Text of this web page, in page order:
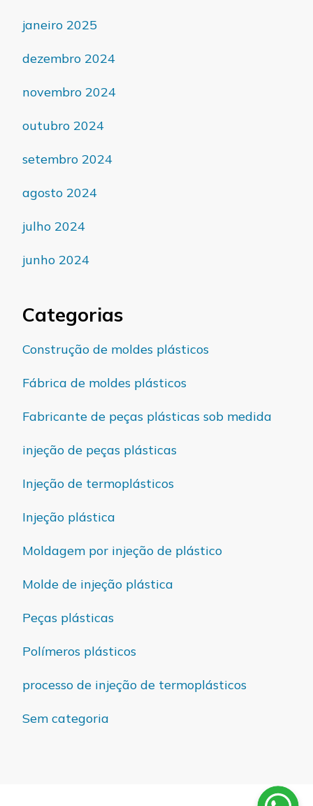
janeiro 2025
dezembro 2024
novembro 2024
outubro 2024
setembro 2024
agosto 2024
julho 2024
junho 2024
Categorias
Construção de moldes plásticos
Fábrica de moldes plásticos
Fabricante de peças plásticas sob medida
injeção de peças plásticas
Injeção de termoplásticos
Injeção plástica
Moldagem por injeção de plástico
Molde de injeção plástica
Peças plásticas
Polímeros plásticos
processo de injeção de termoplásticos
Sem categoria